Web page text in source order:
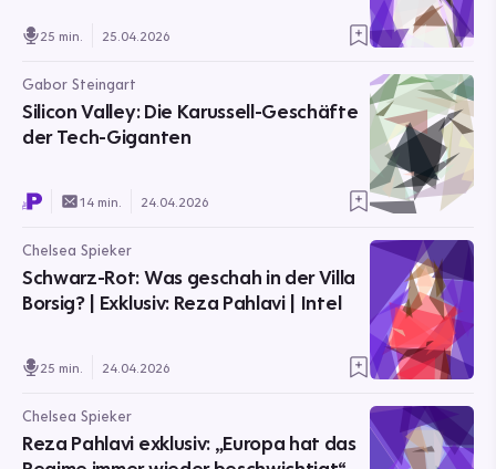
25 min. 25.04.2026
Gabor Steingart
Silicon Valley: Die Karussell-Geschäfte
der Tech-Giganten
14 min. 24.04.2026
Chelsea Spieker
Schwarz-Rot: Was geschah in der Villa
Borsig? | Exklusiv: Reza Pahlavi | Intel
25 min. 24.04.2026
Chelsea Spieker
Reza Pahlavi exklusiv: „Europa hat das